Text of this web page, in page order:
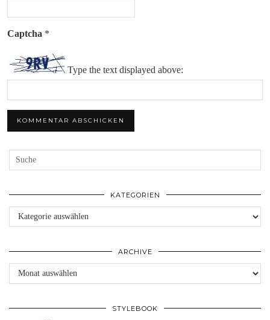
Captcha *
Type the text displayed above:
KATEGORIEN
Kategorien
ARCHIVE
Archive
STYLEBOOK